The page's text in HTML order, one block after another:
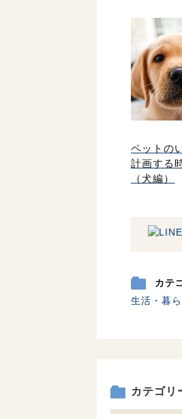
ペットの
計画する
（犬編）
カテ
生活・暮
カテゴリ